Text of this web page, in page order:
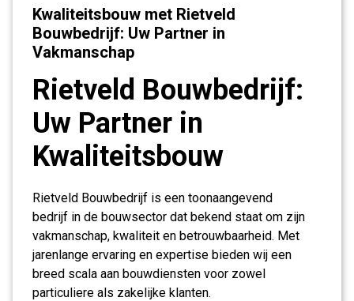
Kwaliteitsbouw met Rietveld
Bouwbedrijf: Uw Partner in
Vakmanschap
Rietveld Bouwbedrijf:
Uw Partner in
Kwaliteitsbouw
Rietveld Bouwbedrijf is een toonaangevend
bedrijf in de bouwsector dat bekend staat om zijn
vakmanschap, kwaliteit en betrouwbaarheid. Met
jarenlange ervaring en expertise bieden wij een
breed scala aan bouwdiensten voor zowel
particuliere als zakelijke klanten.